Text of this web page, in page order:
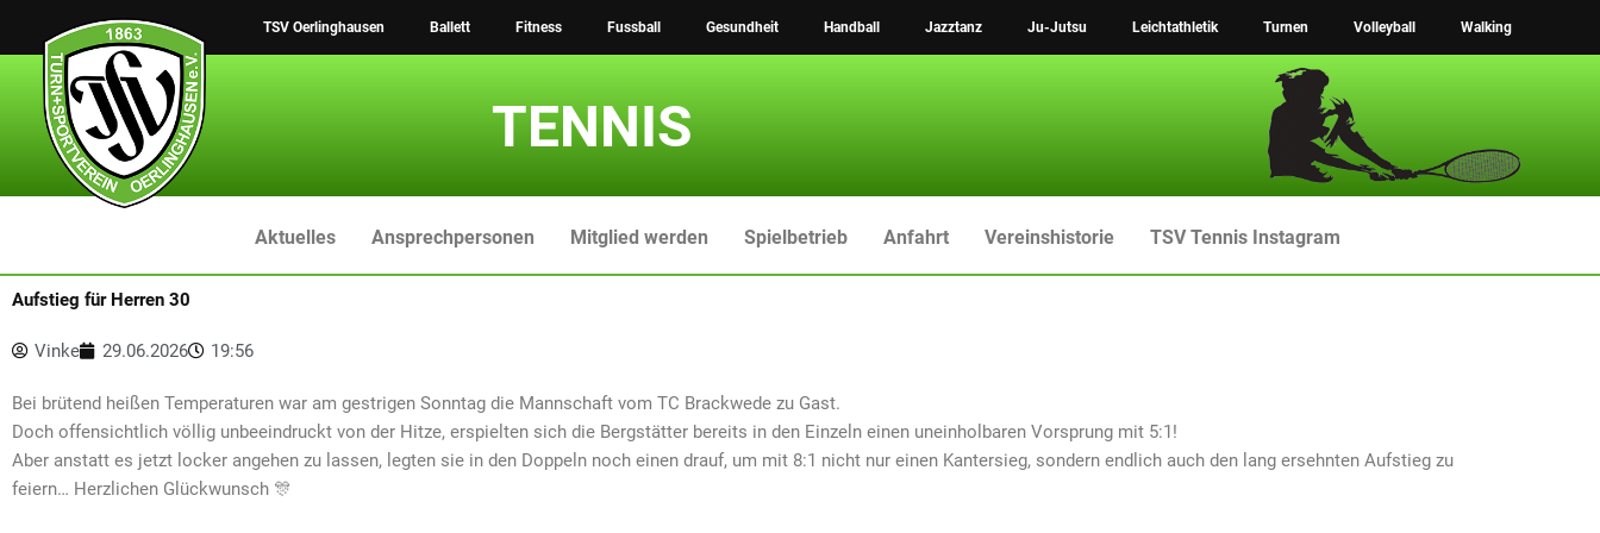
Inhalt
springen
TSV Oerlinghausen Ballett Fitness Fussball Gesundheit Handball Jazztanz Ju-Jutsu Leichtathletik Turnen Volleyball Walking
TENNIS
Aktuelles Ansprechpersonen Mitglied werden Spielbetrieb Anfahrt Vereinshistorie TSV Tennis Instagram
Aufstieg für Herren 30
Vinke 29.06.2026 19:56
Bei brütend heißen Temperaturen war am gestrigen Sonntag die Mannschaft vom TC Brackwede zu Gast.
Doch offensichtlich völlig unbeeindruckt von der Hitze, erspielten sich die Bergstätter bereits in den Einzeln einen uneinholbaren Vorsprung mit 5:1!
Aber anstatt es jetzt locker angehen zu lassen, legten sie in den Doppeln noch einen drauf, um mit 8:1 nicht nur einen Kantersieg, sondern endlich auch den lang ersehnten Aufstieg zu
feiern… Herzlichen Glückwunsch 🎊